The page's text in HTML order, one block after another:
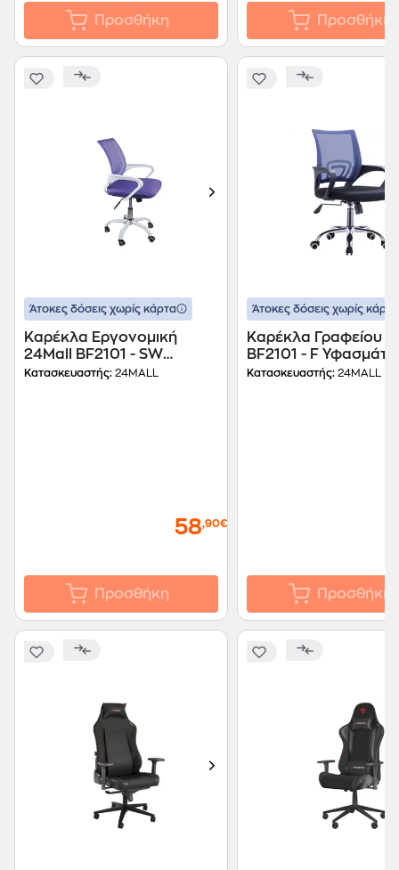
Προσθήκη Προσθήκη
Άτοκες δόσεις χωρίς κάρτα
Καρέκλα Εργονομική
24Mall BF2101 - SW
Υφασμάτινη Λευκή/Μωβ
Κατασκευαστής: 24MALL
58,90€
Προσθήκη
Άτοκες δόσεις χωρίς κάρτα
Καρέκλα Γραφείου
BF2101 - F
Μπλε/Μαύρη
Κατασκευαστής: 24MALL
Προσθήκη